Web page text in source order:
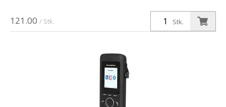
121.00 / Stk. Stk.